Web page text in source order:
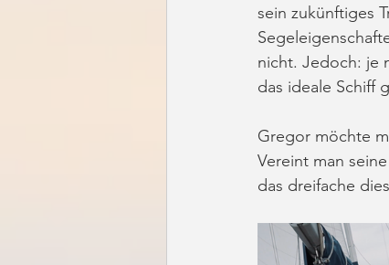
sein zukünftiges
nicht. Jedoch: je
das ideale Schiff
Gregor möchte
Vereint man
das dreifache